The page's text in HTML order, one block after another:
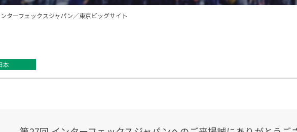
ターフェックスジャパン／東京ビッグサイト
本